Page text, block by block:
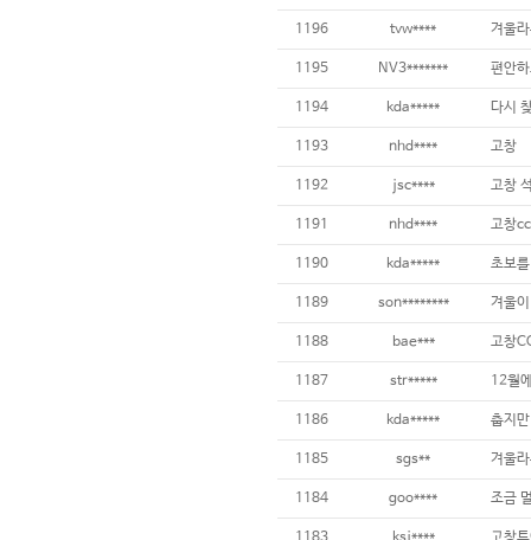
1196 tvw**** 겨울
1195 NV3******* 편안
1194 kda***** 다시
1193 nhd**** 고창
1192 jsc**** 고창
1191 nhd**** 고창cc
1190 kda***** 초보
1189 son******** 겨울
1188 bae*** 고창
1187 str*****
1186 kda***** 춥지
1185 sgs** 겨울
1184 goo**** 조금